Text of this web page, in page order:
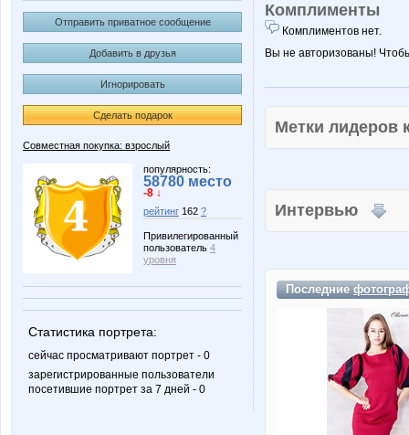
Отправить приватное сообщение
Добавить в друзья
Игнорировать
Сделать подарок
Совместная покупка: взрослый
популярность:
58780 место
-8 ↓
рейтинг 162 ?
Привилегированный
пользователь 4
уровня
Статистика портрета:
сейчас просматривают портрет - 0
зарегистрированные пользователи
посетившие портрет за 7 дней - 0
Комплименты
Комплиментов нет.
Вы не авторизованы!
Метки
Интервью
Последние